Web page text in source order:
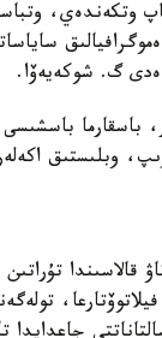
وتكەندەي،
گ. شوكەيەۆا.
باسقارما
وبلىستىق
قالاسىندا
فيلاتوۆتارعا،